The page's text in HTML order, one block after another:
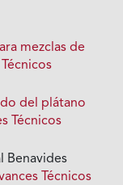
mezclas de
del plátano
Técnicos
Benavides
Técnicos